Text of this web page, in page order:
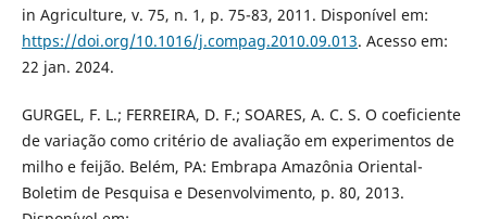
in Agriculture, v. 75, n. 1, p. 75-83, 2011. Disponível em:
https://doi.org/10.1016/j.compag.2010.09.013. Acesso em:
22 jan. 2024.
GURGEL, F. L.; FERREIRA, D. F.; SOARES, A. C. S. O coeficiente
de variação como critério de avaliação em experimentos de
milho e feijão. Belém, PA: Embrapa Amazônia Oriental-
Boletim de Pesquisa e Desenvolvimento, p. 80, 2013.